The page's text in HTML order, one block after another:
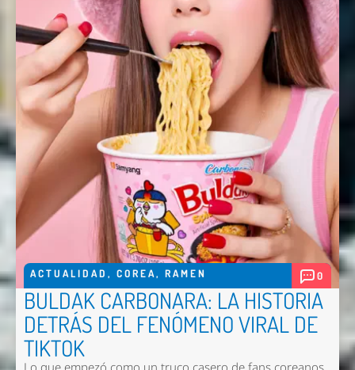
ACTUALIDAD , COREA, RAMEN 0
BULDAK CARBONARA: LA HISTORIA
DETRÁS DEL FENÓMENO VIRAL DE
TIKTOK
Nombre *
Email *
Comentario *
Enviar